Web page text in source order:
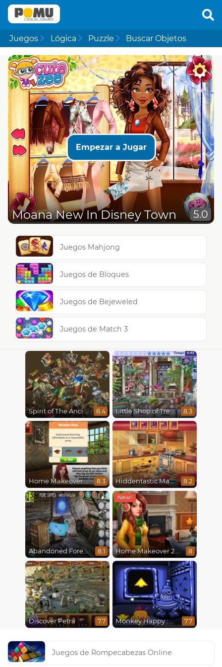
Juegos Lógica Puzzle Buscar Objetos
Empezar a Jugar
Moana New In Disney Town 5.0
Juegos Mahjong
Juegos de Bloques
Juegos de Bejeweled
Juegos de Match 3
Spirit of The Ancient Forest 8.4 Little Shop of Treasures 8.3
Home Makeover Hidden Object 8.3 Hiddentastic Mansion 8.2
Abandoned Forest House 8.1 Home Makeover 2 Hidden Object 8
Discover Petra 7.7 Monkey Happy : Stage 0112 7.7
Juegos de Rompecabezas Online